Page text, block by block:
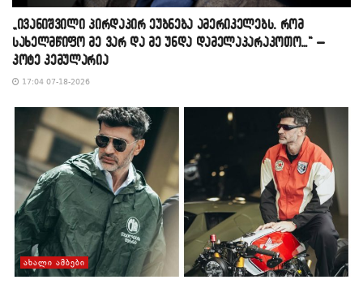
„ივანიშვილი პირდაპირ ეუბნება ამერიკელებს, რომ
სახელმწიფო მე ვარ და მე უნდა დამელაპარაკოთო…“ –
კოტე კემულარია
17:04 07-18-2026
ᲐᲮᲐᲚᲘ ᲐᲛᲑᲔᲑᲘ